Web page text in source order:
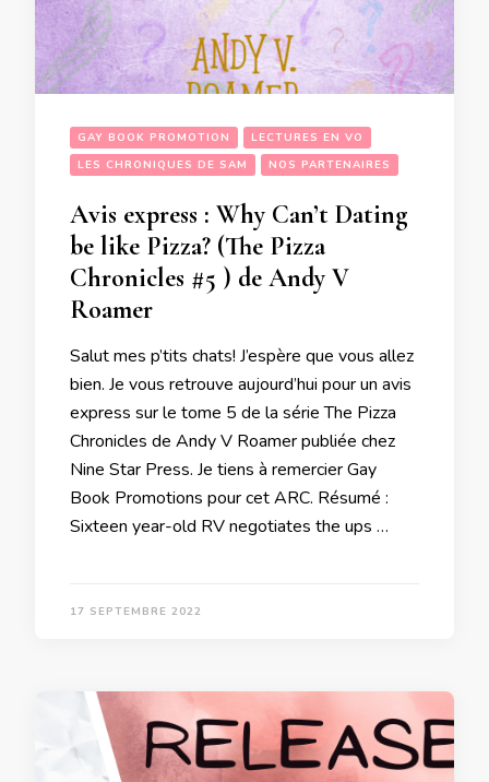
GAY BOOK PROMOTION
LECTURES EN VO
LES CHRONIQUES DE SAM
NOS PARTENAIRES
Avis express : Why Can’t Dating
be like Pizza? (The Pizza
Chronicles #5 ) de Andy V
Roamer
Salut mes p’tits chats! J’espère que vous allez
bien. Je vous retrouve aujourd’hui pour un avis
express sur le tome 5 de la série The Pizza
Chronicles de Andy V Roamer publiée chez
Nine Star Press. Je tiens à remercier Gay
Book Promotions pour cet ARC. Résumé :
Sixteen year-old RV negotiates the ups …
17 SEPTEMBRE 2022